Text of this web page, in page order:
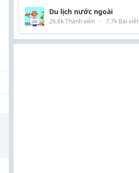
Du lịch nước ngoài
26.8k Thành viên · 7.7k Bài viết